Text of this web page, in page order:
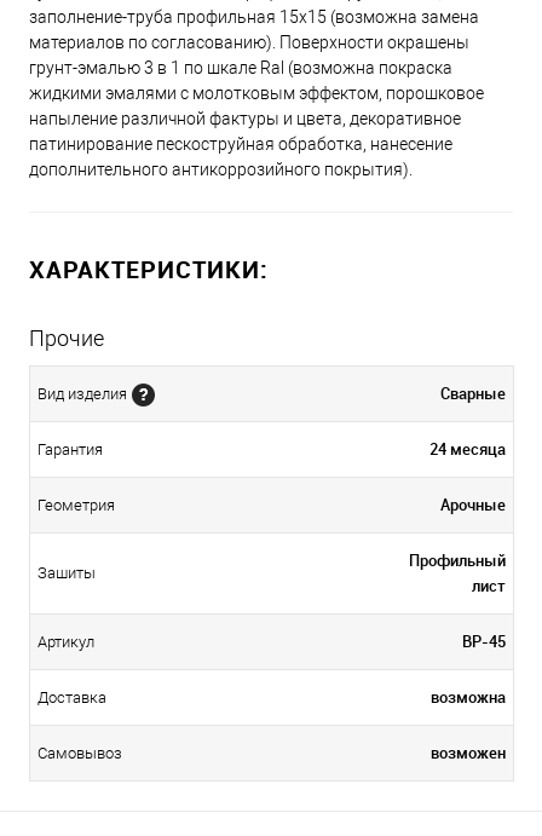
заполнение-труба профильная 15х15 (возможна замена
материалов по согласованию). Поверхности окрашены
грунт-эмалью 3 в 1 по шкале Ral (возможна покраска
жидкими эмалями с молотковым эффектом, порошковое
напыление различной фактуры и цвета, декоративное
патинирование пескоструйная обработка, нанесение
дополнительного антикоррозийного покрытия).
ХАРАКТЕРИСТИКИ:
Прочие
Вид изделия Сварные
Гарантия 24 месяца
Геометрия Арочные
Зашиты
Профильный
лист
Артикул ВР-45
Доставка возможна
Самовывоз возможен